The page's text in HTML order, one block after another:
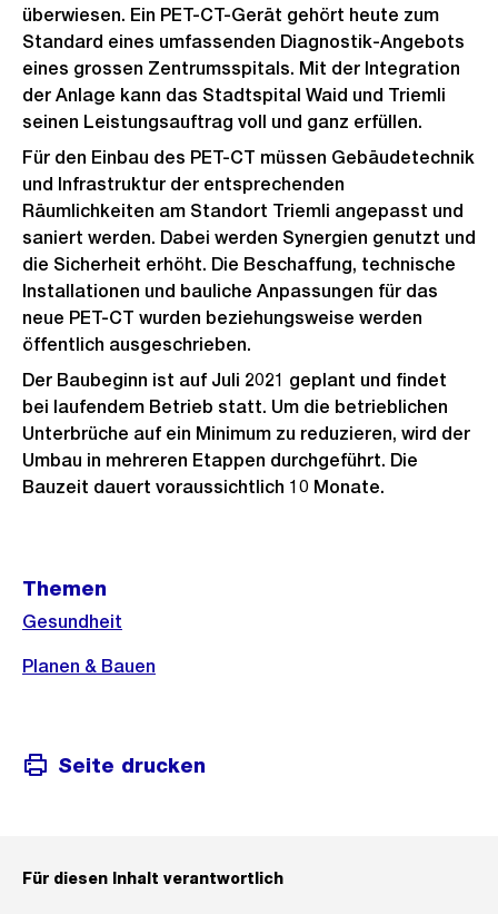
überwiesen. Ein PET-CT-Gerät gehört heute zum
Standard eines umfassenden Diagnostik-Angebots
eines grossen Zentrumsspitals. Mit der Integration
der Anlage kann das Stadtspital Waid und Triemli
seinen Leistungsauftrag voll und ganz erfüllen.
Für den Einbau des PET-CT müssen Gebäudetechnik
und Infrastruktur der entsprechenden
Räumlichkeiten am Standort Triemli angepasst und
saniert werden. Dabei werden Synergien genutzt und
die Sicherheit erhöht. Die Beschaffung, technische
Installationen und bauliche Anpassungen für das
neue PET-CT wurden beziehungsweise werden
öffentlich ausgeschrieben.
Der Baubeginn ist auf Juli 2021 geplant und findet
bei laufendem Betrieb statt. Um die betrieblichen
Unterbrüche auf ein Minimum zu reduzieren, wird der
Umbau in mehreren Etappen durchgeführt. Die
Bauzeit dauert voraussichtlich 10 Monate.
Informationen
Themen
Gesundheit
Planen & Bauen
Seite drucken
Für diesen Inhalt verantwortlich